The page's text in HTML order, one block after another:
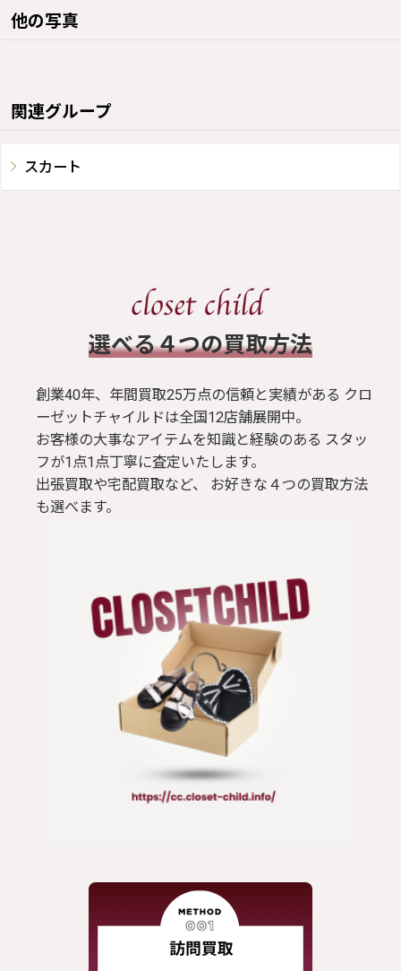
他の写真
関連グループ
スカート
​選べる４つの買取方法
創業40年、年間買取25万点の信頼と実績がある クロ
ーゼットチャイルドは全国12店舗展開中。
お客様の大事なアイテムを知識と経験のある スタッ
フが1点1点丁寧に査定いたします。
出張買取や宅配買取など、 お好きな４つの買取方法
も選べます。